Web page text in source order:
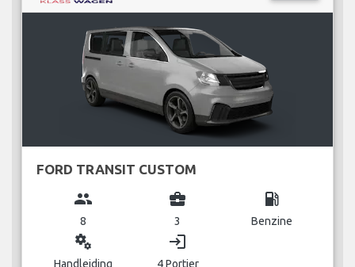
FORD TRANSIT CUSTOM
group
8
business_center
3
local_gas_station
Benzine
miscellaneous_services
Handleiding
login
4 Portier